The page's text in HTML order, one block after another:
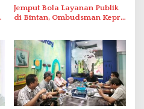
Jemput Bola Layanan Publik
di Bintan, Ombudsman Kepri